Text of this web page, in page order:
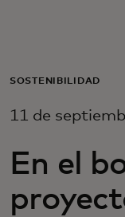
Para
Para
SOSTENIBILIDAD
11 de
En el